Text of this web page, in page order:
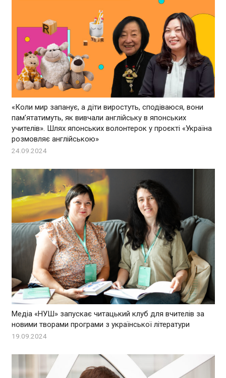
«Коли мир запанує, а діти виростуть, сподіваюся, вони
пам’ятатимуть, як вивчали англійську в японських
учителів». Шлях японських волонтерок у проєкті «Україна
розмовляє англійською»
24.09.2024
Медіа «НУШ» запускає читацький клуб для вчителів за
новими творами програми з української літератури
19.09.2024